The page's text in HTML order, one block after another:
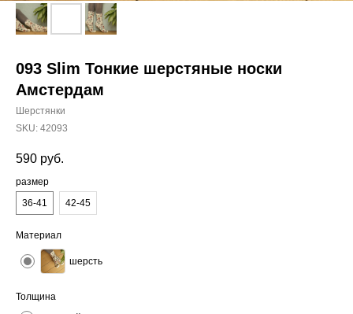
093 Slim Тонкие шерстяные носки
Амстердам
Шерстянки
SKU: 42093
590 руб.
размер
36-41
42-45
Материал
шерсть
Толщина